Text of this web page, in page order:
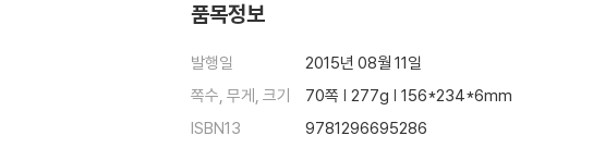
품목정보
발행일
2015년 08월 11일
쪽수, 무게, 크기
70쪽 | 277g | 156*234*6mm
ISBN13
9781296695286